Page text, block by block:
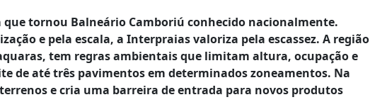
tornou Balneário Camboriú conhecido nacionalmente.
e pela escala, a Interpraias valoriza pela escassez. A região
tem regras ambientais que limitam altura, ocupação e
de até três pavimentos em determinados zoneamentos. Na
e cria uma barreira de entrada para novos produtos